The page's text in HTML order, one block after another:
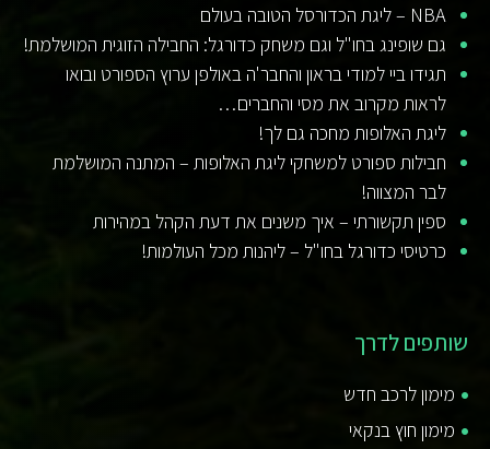
NBA – ליגת הכדורסל הטובה בעולם
גם שופינג בחו"ל וגם משחק כדורגל: החבילה הזוגית המושלמת!
תגידו ביי למודי בראון והחבר'ה באולפן ערוץ הספורט ובואו
לראות מקרוב את מסי והחברים…
ליגת האלופות מחכה גם לך!
חבילות ספורט למשחקי ליגת האלופות – המתנה המושלמת
לבר המצווה!
ספין תקשורתי – איך משנים את דעת הקהל במהירות
כרטיסי כדורגל בחו"ל – ליהנות מכל העולמות!
שותפים לדרך
מימון לרכב חדש
מימון חוץ בנקאי